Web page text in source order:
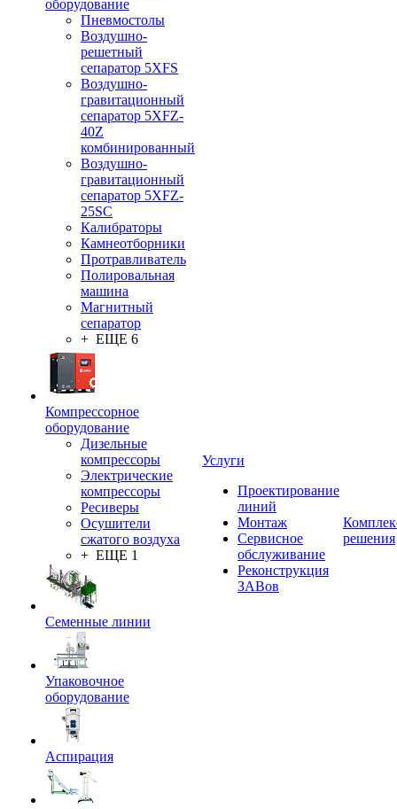
оборудование
Пневмостолы
Воздушно-
решетный
сепаратор 5XFS
Воздушно-
гравитационный
сепаратор 5XFZ-
40Z
комбинированный
Воздушно-
гравитационный
сепаратор 5XFZ-
25SC
Калибраторы
Камнеотборники
Протравливатель
Полировальная
машина
Магнитный
сепаратор
+ ЕЩЕ 6
Компрессорное
оборудование
Дизельные
компрессоры
Электрические
компрессоры
Ресиверы
Осушители
сжатого воздуха
+ ЕЩЕ 1
Семенные линии
Упаковочное
оборудование
Аспирация
Услуги
Проектирование
линий
Монтаж
Сервисное
обслуживание
Реконструкция
ЗАВов
решения